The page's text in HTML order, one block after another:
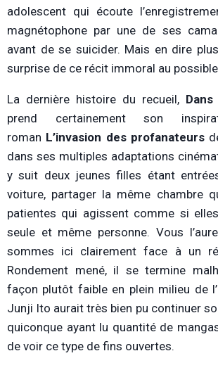
adolescent qui écoute
magnétophone par une de ses
avant de se suicider. Mais en dire
surprise de ce récit immoral au
La dernière histoire du recueil,
prend certainement son
roman L’invasion des profanateurs
dans ses multiples adaptations
y suit deux jeunes filles étant
voiture, partager la même chambre
patientes qui agissent comme si elles
seule et même personne. Vous
sommes ici clairement face à un
Rondement mené, il se termine
façon plutôt faible en plein milieu de
Junji Ito aurait très bien pu continuer
quiconque ayant lu quantité de
de voir ce type de fins ouvertes.